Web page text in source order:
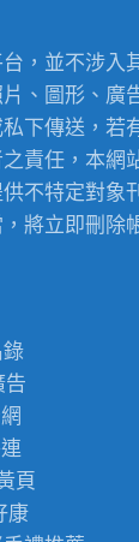
，並不涉入
、圖形、廣
下傳送，若
責任，本網
不特定對象
將立即刪除
告
頁
康